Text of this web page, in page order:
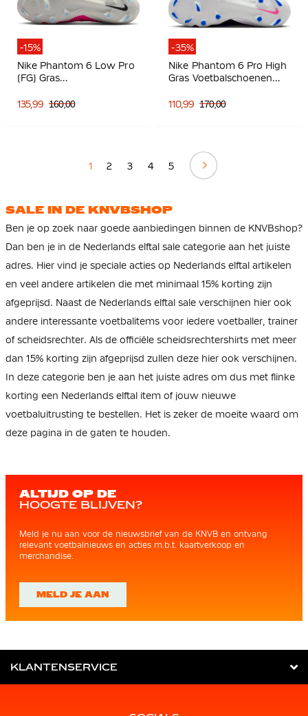
-15%
Nike Phantom 6 Low Pro
(FG) Gras
Felroze Zwart
135,99 160,00
-35%
Nike Phantom 6 Pro High
Gras Voetbalschoenen
110,99 170,00
1 2 3 4 5 Volgende
SALE IN DE KNVBSHOP
Ben je op zoek naar goede aanbiedingen binnen de KNVBshop?
Dan ben je in de Nederlands elftal sale categorie aan het juiste
adres. Hier vind je speciale acties op Nederlands elftal artikelen
en veel andere artikelen die met minimaal 15% korting zijn
afgeprijsd. Naast de Nederlands elftal sale verschijnen hier ook
andere interessante voetbalitems voor iedere voetballer, trainer
of scheidsrechter. Als de officiële scheidsrechtershirts met meer
dan 15% korting zijn afgeprijsd zullen deze hier ook verschijnen.
In deze categorie ben je aan het juiste adres om dus met flinke
korting een Nederlands elftal item of jouw nieuwe
voetbaluitrusting te bestellen. Het is zeker de moeite waard om
deze pagina in de gaten te houden.
ALTIJD OP DE
HOOGTE BLIJVEN?
Meld je nu aan voor de nieuwsbrief van de KNVB en ontvang
relevant voetbalnieuws en acties m.b.t. kaartverkoop en
merchandise.
MELD JE AAN
KLANTENSERVICE